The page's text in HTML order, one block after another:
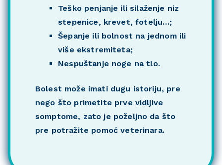
Teško penjanje ili silaženje niz
stepenice, krevet, fotelju…;
Šepanje ili bolnost na jednom ili
više ekstremiteta;
Nespuštanje noge na tlo.
Bolest može imati dugu istoriju, pre
nego što primetite prve vidljive
somptome, zato je poželjno da što
pre potražite pomoć veterinara.